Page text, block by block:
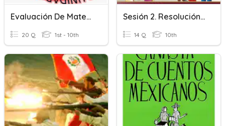
Evaluación De Matemáticas Cuarta Unidad
20 Q 1st - 10th
Sesión 2. Resolución De Conflictos
14 Q 10th